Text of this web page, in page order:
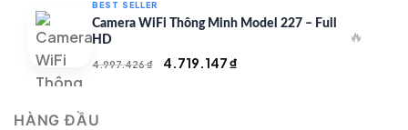
7.000.000 ₫.là:
BEST SELLER
Camera WiFi Thông Minh Model 227 – Full
HD
4.997.426₫
Giá
4.719.147₫
🔥
HÀNG ĐẦU